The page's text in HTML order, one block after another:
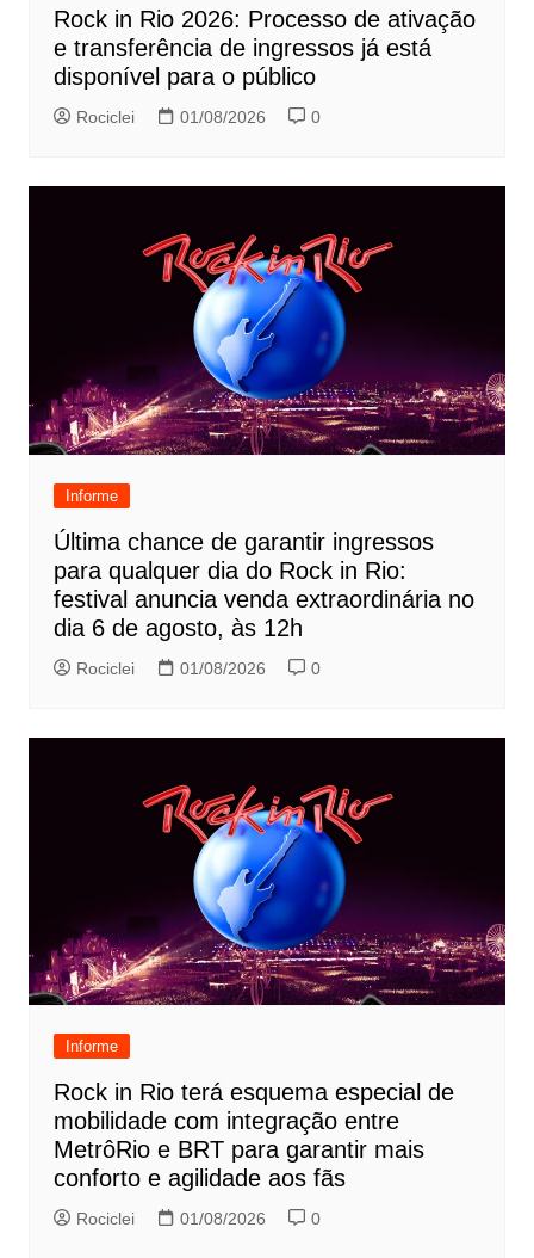
Rock in Rio 2026: Processo de ativação
e transferência de ingressos já está
disponível para o público
Rociclei 01/08/2026 0
Informe
Última chance de garantir ingressos
para qualquer dia do Rock in Rio:
festival anuncia venda extraordinária no
dia 6 de agosto, às 12h
Rociclei 01/08/2026 0
Informe
Rock in Rio terá esquema especial de
mobilidade com integração entre
MetrôRio e BRT para garantir mais
conforto e agilidade aos fãs
Rociclei 01/08/2026 0